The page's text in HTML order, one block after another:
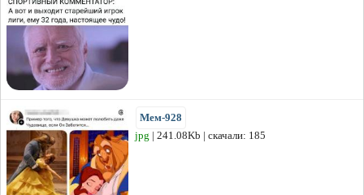
Мем-928
jpg | 241.08Kb | скачали: 185